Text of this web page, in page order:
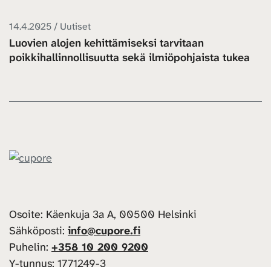
14.4.2025 / Uutiset
Luovien alojen kehittämiseksi tarvitaan
poikkihallinnollisuutta sekä ilmiöpohjaista tukea
Osoite: Käenkuja 3a A, 00500 Helsinki
Sähköposti: info@cupore.fi
Puhelin: +358 10 200 9200
Y-tunnus: 1771249-3